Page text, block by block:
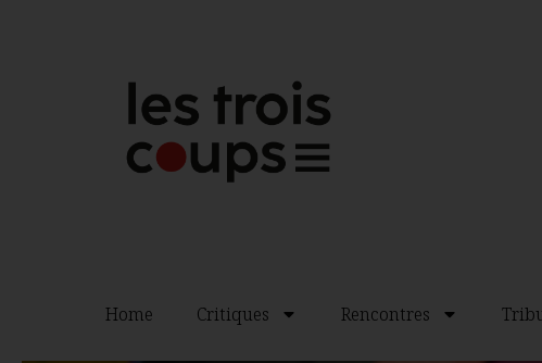
Home Critiques Rencontres